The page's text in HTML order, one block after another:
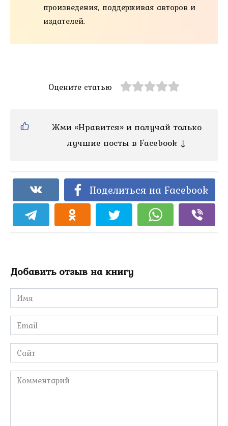
произведения, поддерживая авторов и
издателей.
Оцените статью
Жми «Нравится» и получай только
лучшие посты в Facebook ↓
Поделиться на Facebook
Добавить отзыв на книгу
Имя
*
Email
*
Сайт
Комментарий